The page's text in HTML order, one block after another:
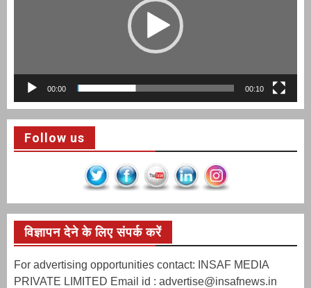
00:00 00:10
Follow us
विज्ञापन देने के लिए संपर्क करें
For advertising opportunities contact: INSAF MEDIA
PRIVATE LIMITED Email id : advertise@insafnews.in